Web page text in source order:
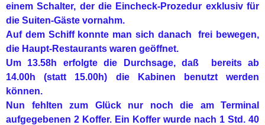
einem Schalter, der die Eincheck-Prozedur exklusiv für
die Suiten-Gäste vornahm.
Auf dem Schiff konnte man sich danach frei bewegen,
die Haupt-Restaurants waren geöffnet.
Um 13.58h erfolgte die Durchsage, daß bereits ab
14.00h (statt 15.00h) die Kabinen benutzt werden
können.
Nun fehlten zum Glück nur noch die am Terminal
aufgegebenen 2 Koffer. Ein Koffer wurde nach 1 Std. 40